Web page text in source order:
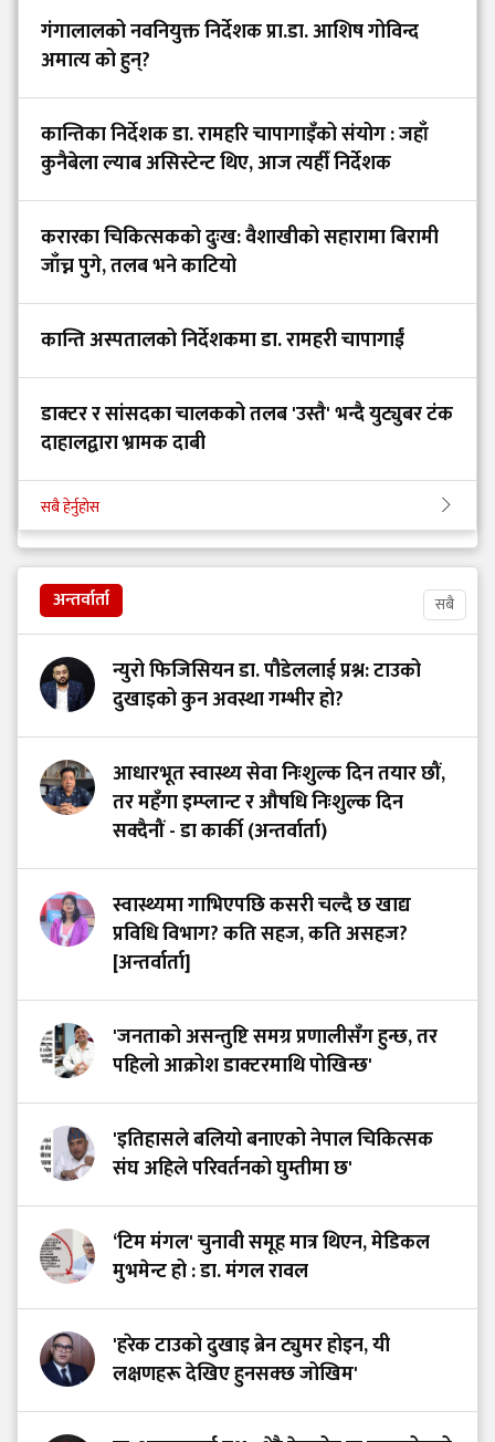
गंगालालको नवनियुक्त निर्देशक प्रा.डा. आशिष गोविन्द
अमात्य को हुन्?
कान्तिका निर्देशक डा. रामहरि चापागाइँको संयोग : जहाँ
कुनैबेला ल्याब असिस्टेन्ट थिए, आज त्यहीँ निर्देशक
करारका चिकित्सकको दुःख: वैशाखीको सहारामा बिरामी
जाँच्न पुगे, तलब भने काटियो
कान्ति अस्पतालको निर्देशकमा डा. रामहरी चापागाईं
डाक्टर र सांसदका चालकको तलब 'उस्तै' भन्दै युट्युबर टंक
दाहालद्वारा भ्रामक दाबी
सबै हेर्नुहोस
अन्तर्वार्ता सबै
न्युरो फिजिसियन डा. पौडेललाई प्रश्न: टाउको
दुखाइको कुन अवस्था गम्भीर हो?
आधारभूत स्वास्थ्य सेवा निःशुल्क दिन तयार छौं,
तर महँगा इम्प्लान्ट र औषधि निःशुल्क दिन
सक्दैनौं - डा कार्की (अन्तर्वार्ता)
स्वास्थ्यमा गाभिएपछि कसरी चल्दै छ खाद्य
प्रविधि विभाग? कति सहज, कति असहज?
[अन्तर्वार्ता]
'जनताको असन्तुष्टि समग्र प्रणालीसँग हुन्छ, तर
पहिलो आक्रोश डाक्टरमाथि पोखिन्छ'
'इतिहासले बलियो बनाएको नेपाल चिकित्सक
संघ अहिले परिवर्तनको घुम्तीमा छ'
‘टिम मंगल' चुनावी समूह मात्र थिएन, मेडिकल
मुभमेन्ट हो : डा. मंगल रावल
'हरेक टाउको दुखाइ ब्रेन ट्युमर होइन, यी
लक्षणहरू देखिए हुनसक्छ जोखिम'